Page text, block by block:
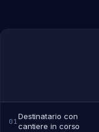
01
Destinatario con
cantiere in corso